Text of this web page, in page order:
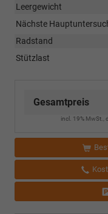
Leergewicht
Nächste
Radstand
Stützlast
Gesamtpreis
incl. 19% MwSt.,